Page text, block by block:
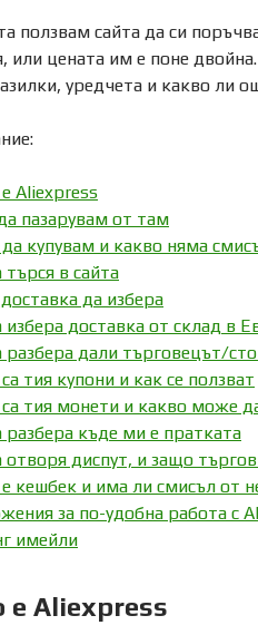
ползвам сайта да си
или цената им е поне
уредчета и какво ли
Aliexpress
пазарувам от там
купувам и какво няма
търся в сайта
да избера
избера доставка от склад в
разбера дали търговецът/
тия купони и как се ползват
тия монети и какво може
разбера къде ми е пратката
отворя диспут, и защо
кешбек и има ли смисъл от
за по-удобна работа с
имейли
е Aliexpress